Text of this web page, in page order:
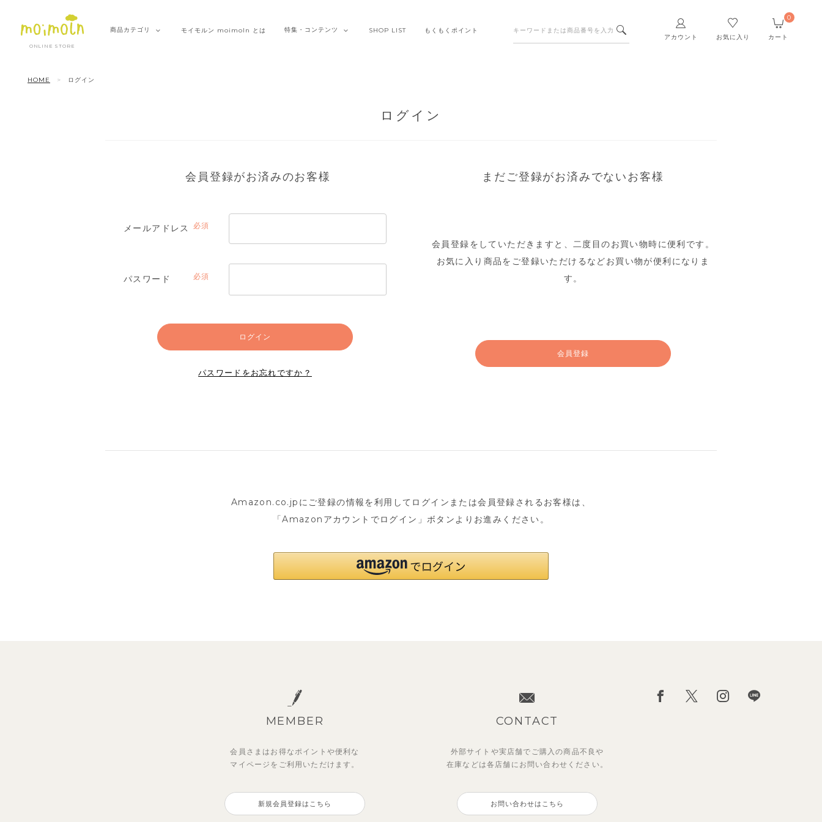
ONLINE STORE
アカウント お気に入り カート
0
商品カテゴリ モイモルン moimoln とは 特集・ コンテンツ SHOP LIST もくもくポイント
HOME ログイン
ログイン
会員登録がお済みのお客様
メールアドレス
パスワード
ログイン
パスワードをお忘れですか？
まだご登録がお済みでないお客様
会員登録をしていただきますと、二度目のお買い物時に便利です。
お気に入り商品をご登録いただけるなどお買い物が便利になりま
す。
会員登録
Amazon.co.jpにご登録の情報を利用してログインまたは会員登録されるお客様は、
「Amazonアカウントでログイン」ボタンよりお進みください。
MEMBER
会員さまはお得なポイントや便利な
マイページを ご利用いただけます。
新規会員登録はこちら
CONTACT
外部サイトや実店舗でご購入の商品不良や
在庫などは各店舗に お問い合わせください。
お問い合わせはこちら